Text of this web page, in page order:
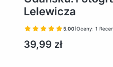
Lelewicza
5.00(Oceny: 1
Cena
39,99 zł